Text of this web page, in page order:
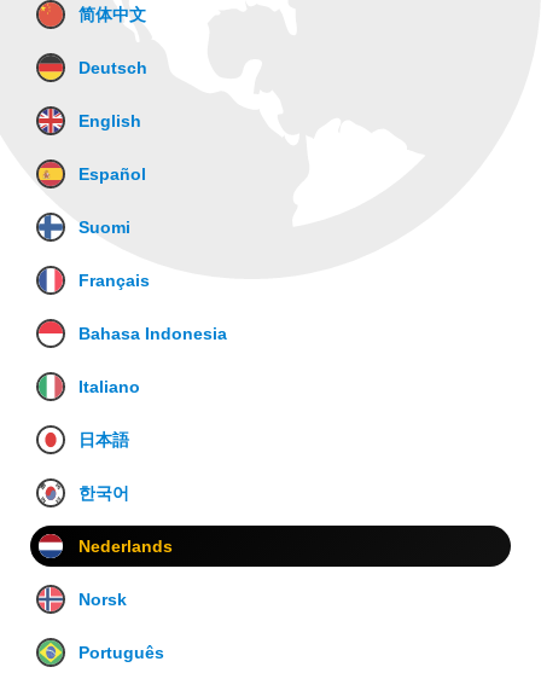
简体中文
Deutsch
English
Español
Suomi
Français
Bahasa Indonesia
Italiano
日本語
한국어
Nederlands
Norsk
Português